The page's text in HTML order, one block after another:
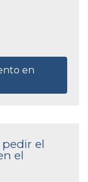
en
el
el